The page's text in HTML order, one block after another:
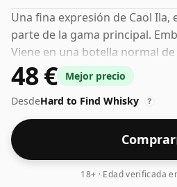
Una fina expresión de Caol
parte de la gama principal.
Viene en una botella normal
con un ABV saludable del 43%.
48 €
Mejor precio
DesdeHard to Find Whisky ?
Comprar
18+ · Edad verificada